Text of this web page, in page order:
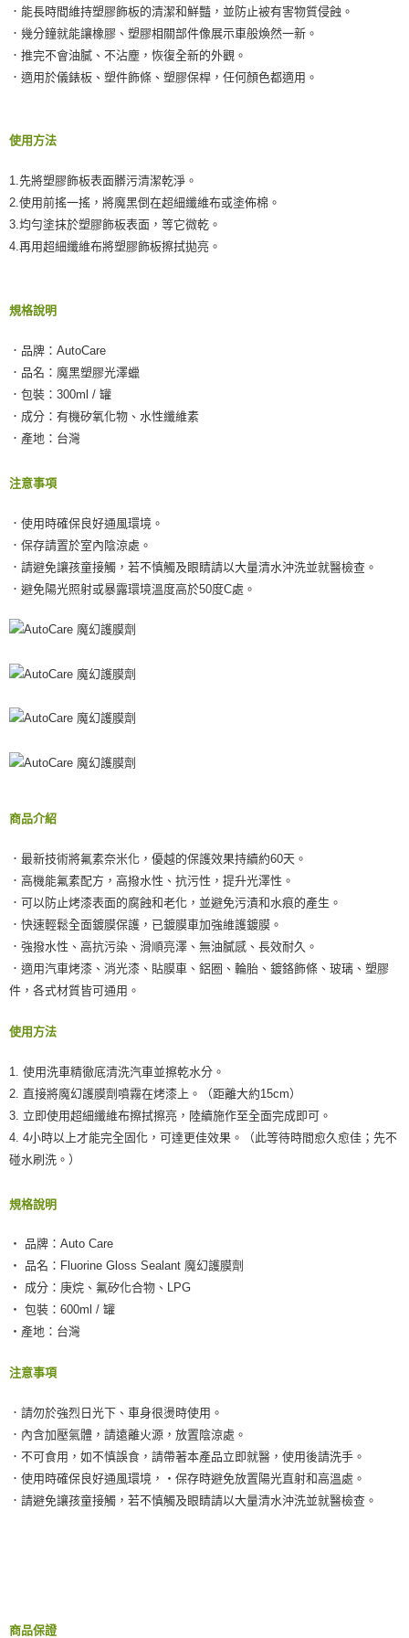
．能長時間維持塑膠飾板的清潔和鮮豔，並防止被有害物質侵蝕。
．幾分鐘就能讓橡膠、塑膠相關部件像展示車般煥然一新。
．推完不會油膩、不沾塵，恢復全新的外觀。
．適用於儀錶板、塑件飾條、塑膠保桿，任何顏色都適用。
使用方法
1.先將塑膠飾板表面髒污清潔乾淨。
2.使用前搖一搖，將魔黑倒在超細纖維布或塗佈棉。
3.均勻塗抹於塑膠飾板表面，等它微乾。
4.再用超細纖維布將塑膠飾板擦拭拋亮。
規格說明
．品牌：AutoCare
．品名：魔黑塑膠光澤蠟
．包裝：300ml / 罐
．成分：有機矽氧化物、水性纖維素
．產地：台灣
注意事項
．使用時確保良好通風環境。
．保存請置於室內陰涼處。
．請避免讓孩童接觸，若不慎觸及眼睛請以大量清水沖洗並就醫檢查。
．避免陽光照射或暴露環境溫度高於50度C處。
商品介紹
．最新技術將氟素奈米化，優越的保護效果持續約60天。
．高機能氟素配方，高撥水性、抗污性，提升光澤性。
．可以防止烤漆表面的腐蝕和老化，並避免污漬和水痕的產生。
．快速輕鬆全面鍍膜保護，已鍍膜車加強維護鍍膜。
．強撥水性、高抗污染、滑順亮澤、無油膩感、長效耐久。
．適用汽車烤漆、消光漆、貼膜車、鋁圈、輪胎、鍍鉻飾條、玻璃、塑膠
件，各式材質皆可通用。
使用方法
1. 使用洗車精徹底清洗汽車並擦乾水分。
2. 直接將魔幻護膜劑噴霧在烤漆上。（距離大約15cm）
3. 立即使用超細纖維布擦拭擦亮，陸續施作至全面完成即可。
4. 4小時以上才能完全固化，可達更佳效果。（此等待時間愈久愈佳；先不
碰水刷洗。）
規格說明
‧ 品牌：Auto Care
‧ 品名：Fluorine Gloss Sealant 魔幻護膜劑
‧ 成分：庚烷、氟矽化合物、LPG
‧ 包裝：600ml / 罐
‧產地：台灣
注意事項
．請勿於強烈日光下、車身很燙時使用。
．內含加壓氣體，請遠離火源，放置陰涼處。
．不可食用，如不慎誤食，請帶著本產品立即就醫，使用後請洗手。
．使用時確保良好通風環境，‧保存時避免放置陽光直射和高溫處。
．請避免讓孩童接觸，若不慎觸及眼睛請以大量清水沖洗並就醫檢查。
商品保證